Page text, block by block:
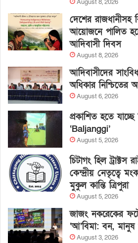
August 8, 2026
দেশের রাজধানীসহ
আয়োজনে পালিত
আদিবাসী দিবস
August 8, 2026
আদিবাসীদের
অধিকার নিশ্চিতের
August 6, 2026
প্রকাশিত হতে
‘Baljanggi’
August 5, 2026
চিটাগং হিল ট্রাক্টস
কেন্দ্রীয় নেতৃত্বে
মুকুল কান্তি ত্রিপুরা
August 5, 2026
জাজং নকরেকের
‘আ’বিমা: বন, মানুষ
August 3, 2026